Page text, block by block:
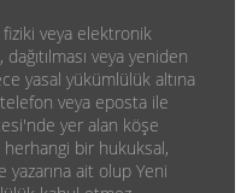
fiziki veya elektronik
veya yeniden
yasal yükümlülük altına
veya eposta ile
yer alan köşe
herhangi bir hukuksal,
ait olup Yeni